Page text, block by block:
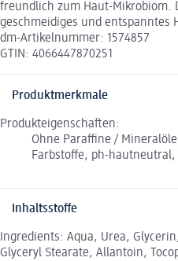
freundlich zum Haut-Mikrobiom.
geschmeidiges und entspanntes
dm-Artikelnummer: 1574857
GTIN: 4066447870251
Produktmerkmale
Produkteigenschaften:
Ohne Paraffine /
Farbstoffe, ph-hautneutral,
Inhaltsstoffe
Ingredients: Aqua, Urea,
Glyceryl Stearate, Allantoin,